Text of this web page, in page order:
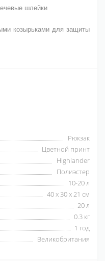
шлейки
козырьками для защиты
Рюкзак
Цветной принт
Highlander
Полиэстер
10-20 л
40 х 30 х 21 см
20 л
0.3 кг
1 год
Великобритания